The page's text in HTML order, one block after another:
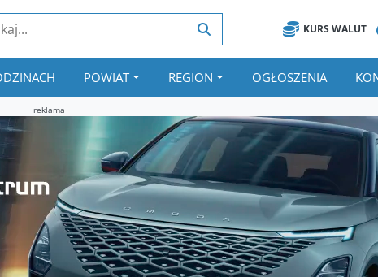
KURS WALUT
POWIAT REGION OGŁOSZENIA
reklama